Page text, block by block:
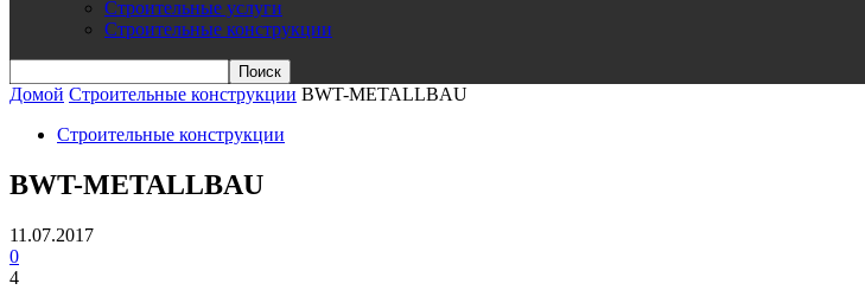
Строительные услуги
Строительные конструкции
Домой Строительные конструкции BWT-METALLBAU
Строительные конструкции
BWT-METALLBAU
11.07.2017
0
4